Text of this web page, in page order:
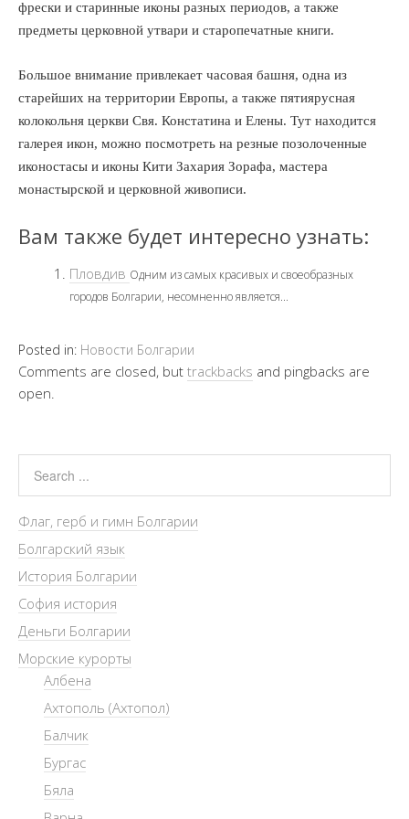
фрески и старинные иконы разных периодов, а также
предметы церковной утвари и старопечатные книги.
Большое внимание привлекает часовая башня, одна из
старейших на территории Европы, а также пятиярусная
колокольня церкви Свя. Констатина и Елены. Тут находится
галерея икон, можно посмотреть на резные позолоченные
иконостасы и иконы Кити Захария Зорафа, мастера
монастырской и церковной живописи.
Вам также будет интересно узнать:
Пловдив Одним из самых красивых и своеобразных
городов Болгарии, несомненно является...
Posted in: Новости Болгарии
Comments are closed, but trackbacks and pingbacks are
open.
Флаг, герб и гимн Болгарии
Болгарский язык
История Болгарии
София история
Деньги Болгарии
Морские курорты
Албена
Ахтополь (Ахтопол)
Балчик
Бургас
Бяла